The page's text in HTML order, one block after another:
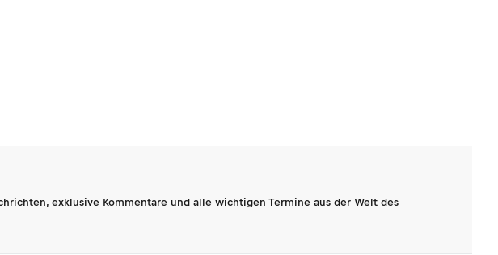
exklusive Kommentare und alle wichtigen Termine aus der Welt des